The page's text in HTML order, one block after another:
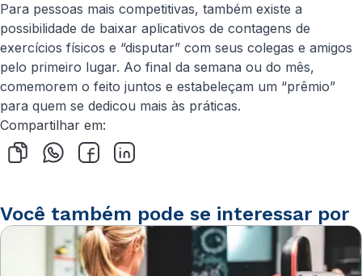
Para pessoas mais competitivas, também existe a
possibilidade de baixar aplicativos de contagens de
exercícios físicos e “disputar” com seus colegas e amigos
pelo primeiro lugar. Ao final da semana ou do mês,
comemorem o feito juntos e estabeleçam um “prêmio”
para quem se dedicou mais às práticas.
Compartilhar em:
Você também pode se interessar por